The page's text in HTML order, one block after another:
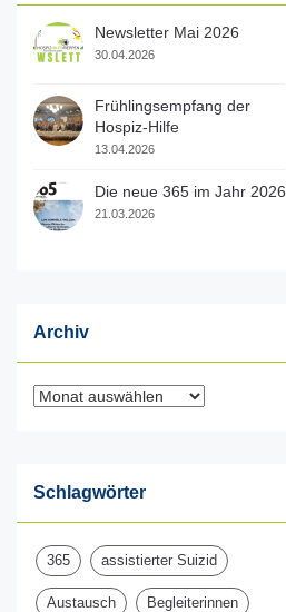
Newsletter Mai 2026
30.04.2026
Frühlingsempfang der
Hospiz-Hilfe
13.04.2026
Die neue 365 im Jahr 2026
21.03.2026
Archiv
Archiv
Schlagwörter
365 assistierter Suizid
Austausch Begleiterinnen